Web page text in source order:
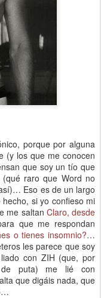
porque por alguna
(y los que me conocen
que soy un tío que
raro que Word no
Eso es de un largo
si yo confieso mi
me saltan Claro, desde
que me respondan
o tienes insomnio?…
les parece que soy
con ZIH (que, por
puta) me lié con
que digáis nada, que